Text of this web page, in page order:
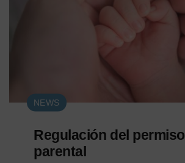
NEWS
Regulación del permiso
parental